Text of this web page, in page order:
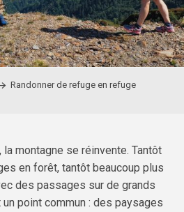
Randonner de refuge en refuge
montagne se réinvente. Tantôt
en forêt, tantôt beaucoup plus
des passages sur de grands
point commun : des paysages